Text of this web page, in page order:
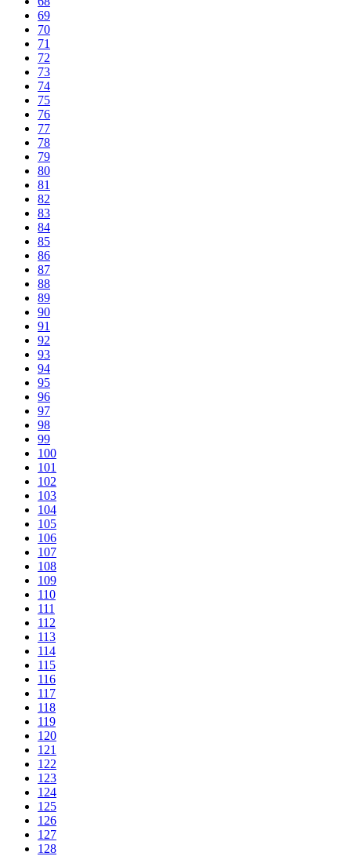
69
70
71
72
73
74
75
76
77
78
79
80
81
82
83
84
85
86
87
88
89
90
91
92
93
94
95
96
97
98
99
100
101
102
103
104
105
106
107
108
109
110
111
112
113
114
115
116
117
118
119
120
121
122
123
124
125
126
127
128